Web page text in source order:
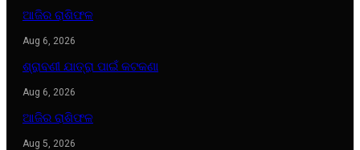
ଆଜିର ରାଶିଫଳ
Aug 6, 2026
ଶ୍ରାବଣୀ ଯାତ୍ରା ପାଇଁ କଟକଣା
Aug 6, 2026
ଆଜିର ରାଶିଫଳ
Aug 5, 2026